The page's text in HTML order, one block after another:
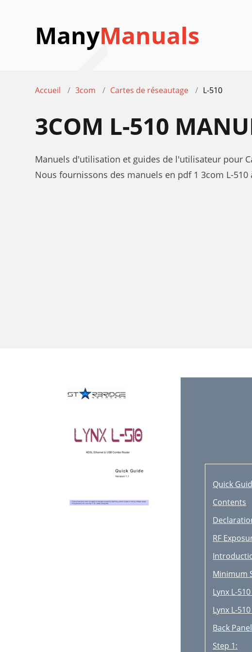
ManyManuals
Accueil 3com Cartes de réseautage L-510
3COM L-510
Manuels d'utilisation et guides de l'utilisateur pour
Nous fournissons des manuels en pdf 1 3com L-
Quick
Contents
RF
Minimum
Lynx L-
Lynx L-
Back Panel
Step 1: